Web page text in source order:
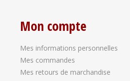
Mon compte
Mes informations personnelles
Mes commandes
Mes retours de marchandise